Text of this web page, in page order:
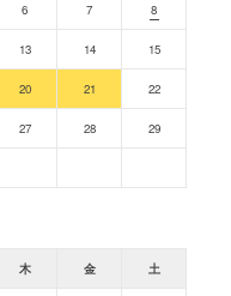
6 7 8
13 14 15
20 21 22
27 28 29
木 金 土